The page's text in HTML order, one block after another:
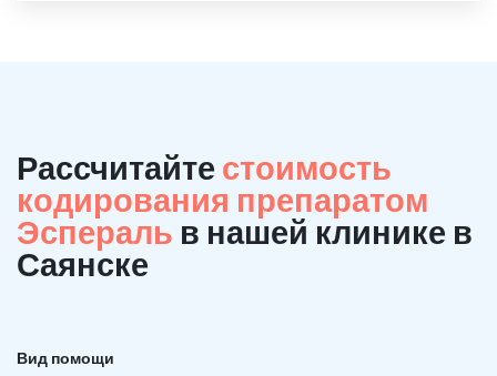
Рассчитайте стоимость
кодирования препаратом
Эспераль в нашей клинике в
Саянске
Вид помощи